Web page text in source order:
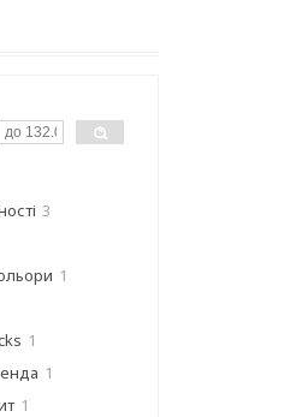
3
1
1
1
1